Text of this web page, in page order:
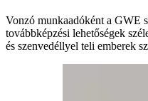
Vonzó munkaadóként a GWE
továbbképzési lehetőségek
és szenvedéllyel teli emberek